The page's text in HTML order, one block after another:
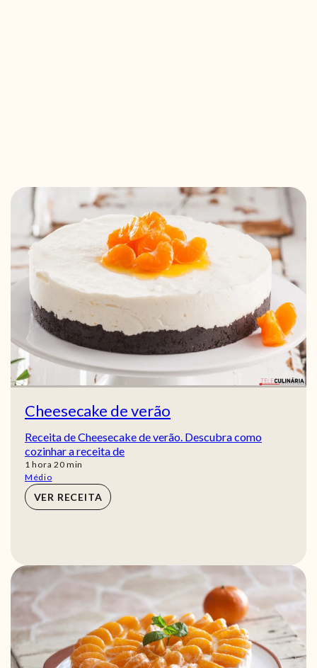
Cheesecake de verão
Receita de Cheesecake de verão. Descubra como
cozinhar a receita de
1 hora
hora 20min
min
Médio
VER RECEITA